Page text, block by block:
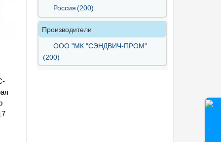
Россия(200)
Производители
ООО "МК "СЭНДВИЧ-ПРОМ"
(200)